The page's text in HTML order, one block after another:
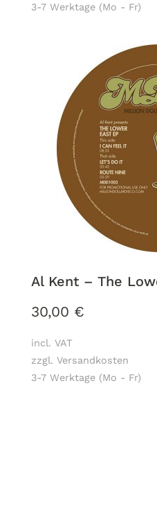
3-7 Werktage (Mo - Fr)
Al Kent ‎– The
30,00 €
incl. VAT
zzgl. Versandkosten
3-7 Werktage (Mo - Fr)